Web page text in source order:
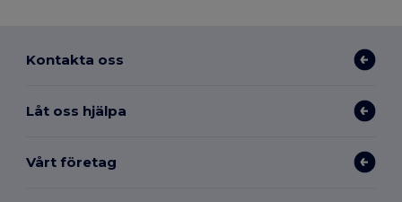
Kontakta oss
Låt oss hjälpa
Vårt företag